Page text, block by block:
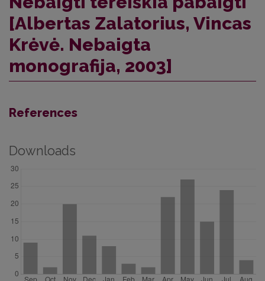
[Albertas Zalatorius, Vincas
Krėvė. Nebaigta
monografija, 2003]
References
Downloads